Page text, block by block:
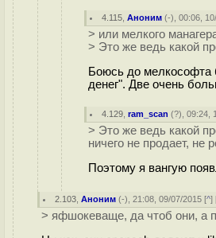
4.115 ,Аноним (-), 00:06,
> или мелкого
> Это же ведь какой
Боюсь до мелкософта
денег". Две очень
4.129 ,ram_scan (?), 09:24,
> Это же ведь какой
ничего не продает, не
Поэтому я вангую
2.103 ,Аноним (-), 21:08, 09/07/2015 [^]
> яфшокеваще, да чтоб они, а